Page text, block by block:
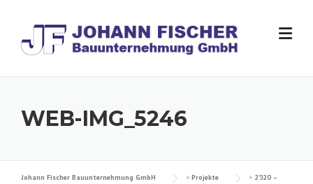
content
WEB-IMG_5246
Johann Fischer Bauunternehmung GmbH > Projekte > 2020 –